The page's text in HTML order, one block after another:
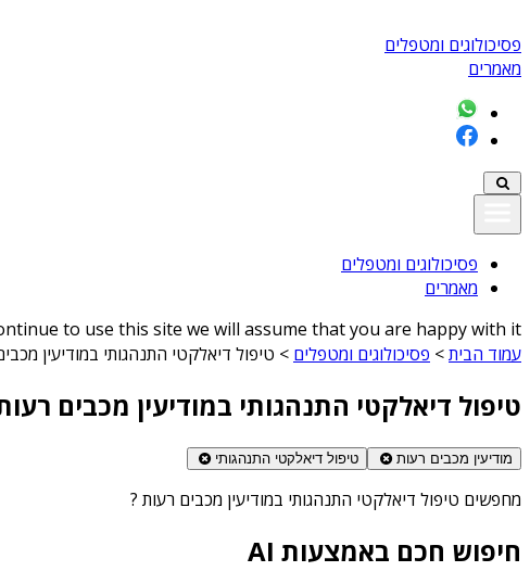
פסיכולוגים ומטפלים
מאמרים
פסיכולוגים ומטפלים
מאמרים
to use this site we will assume that you are happy with it
עמוד הבית> פסיכולוגים ומטפלים > טיפול דיאלקטי התנהגותי במודיעין
טיפול דיאלקטי התנהגותי במודיעין מכבים
מודיעין מכבים רעות טיפול דיאלקטי התנהגותי
מחפשים טיפול דיאלקטי התנהגותי במודיעין מכבים רעות ?
חיפוש חכם באמצעות AI